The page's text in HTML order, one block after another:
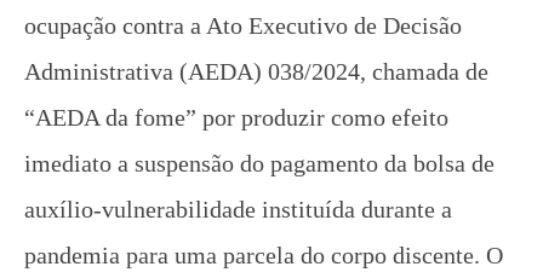
Organizar a juventude trabalhadora nos seus locais
ocupação contra a Ato Executivo de Decisão
Administrativa (AEDA) 038/2024, chamada de
“AEDA da fome” por produzir como efeito
imediato a suspensão do pagamento da bolsa de
auxílio-vulnerabilidade instituída durante a
pandemia para uma parcela do corpo discente. O